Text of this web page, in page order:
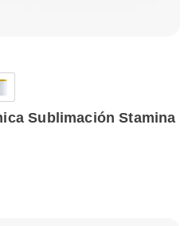
Sublimación Stamina